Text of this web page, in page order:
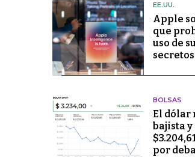
EE.UU.
Apple
que
uso de
BOLSAS
El dólar
bajista y
por